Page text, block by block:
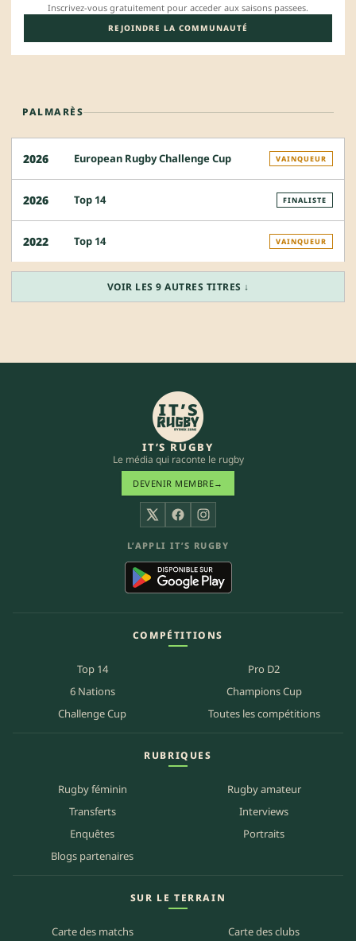
Inscrivez-vous gratuitement pour acceder aux saisons passees.
REJOINDRE LA COMMUNAUTÉ
PALMARÈS
2026 European Rugby Challenge Cup VAINQUEUR
2026 Top 14 FINALISTE
2022 Top 14 VAINQUEUR
VOIR LES 9 AUTRES TITRES ↓
IT’S RUGBY
Le média qui raconte le rugby
DEVENIR MEMBRE→
X FacebookInstagram
L’APPLI IT’S RUGBY
COMPÉTITIONS
Top 14
Pro D2
6 Nations
Champions Cup
Challenge Cup
Toutes les compétitions
RUBRIQUES
Rugby féminin
Rugby amateur
Transferts
Interviews
Enquêtes
Portraits
Blogs partenaires
SUR LE TERRAIN
Carte des matchs Carte des clubs